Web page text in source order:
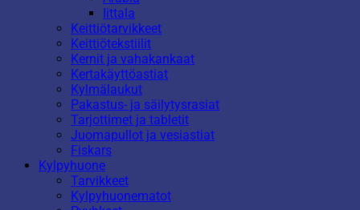
Iittala
Keittiötarvikkeet
Keittiötekstiilit
Kernit ja vahakankaat
Kertakäyttöastiat
Kylmälaukut
Pakastus- ja säilytysrasiat
Tarjottimet ja tabletit
Juomapullot ja vesiastiat
Fiskars
Kylpyhuone
Tarvikkeet
Kylpyhuonematot